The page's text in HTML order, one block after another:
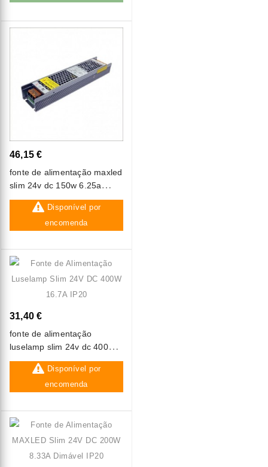
46,15 €
fonte de alimentação maxled
slim 24v dc 150w 6.25a
dimável ip20
Disponível por
encomenda
31,40 €
fonte de alimentação
luselamp slim 24v dc 400w
16.7a ip20
Disponível por
encomenda